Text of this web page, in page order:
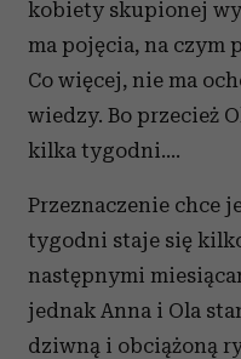
kobiety skupionej
ma pojęcia, na czym
Co więcej, nie ma
wiedzy. Bo przecież
kilka tygodni....
Przeznaczenie chce
tygodni staje się
następnymi
jednak Anna i Ola
dziwną i obciążoną